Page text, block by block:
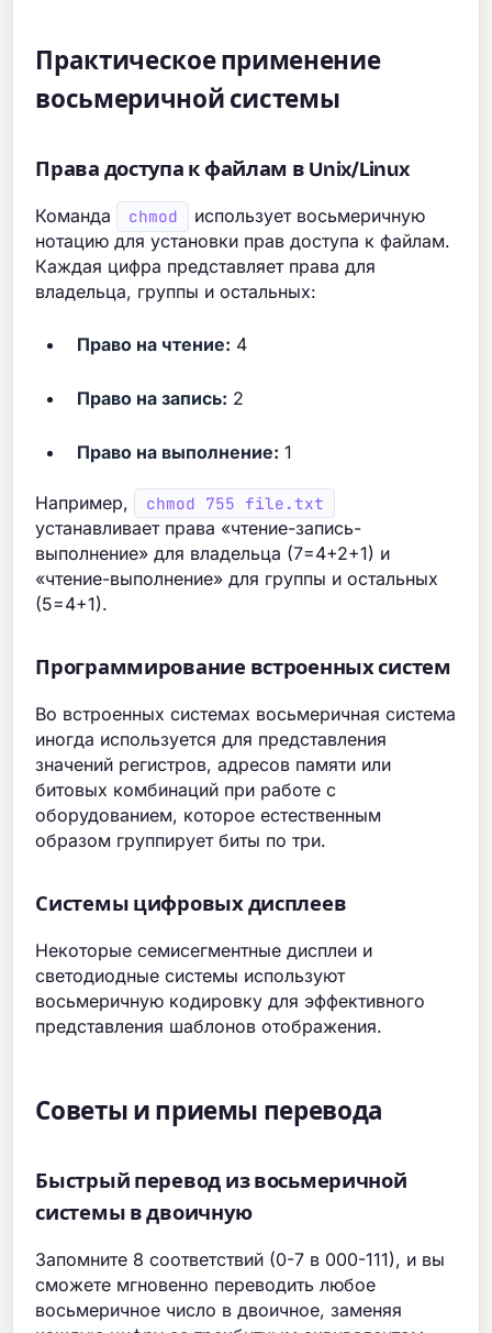
Практическое применение
восьмеричной системы
Права доступа к файлам в Unix/Linux
Команда chmod
использует восьмеричную
нотацию для установки прав доступа к файлам.
Каждая цифра представляет права для
владельца, группы и остальных:
Право на чтение: 4
Право на запись: 2
Право на выполнение: 1
Например, chmod 755 file.txt
устанавливает права «чтение-запись-
выполнение» для владельца (7=4+2+1) и
«чтение-выполнение» для группы и остальных
(5=4+1).
Программирование встроенных систем
Во встроенных системах восьмеричная система
иногда используется для представления
значений регистров, адресов памяти или
битовых комбинаций при работе с
оборудованием, которое естественным
образом группирует биты по три.
Системы цифровых дисплеев
Некоторые семисегментные дисплеи и
светодиодные системы используют
восьмеричную кодировку для эффективного
представления шаблонов отображения.
Советы и приемы перевода
Быстрый перевод из восьмеричной
системы в двоичную
Запомните 8 соответствий (0-7 в 000-111), и вы
сможете мгновенно переводить любое
восьмеричное число в двоичное, заменяя